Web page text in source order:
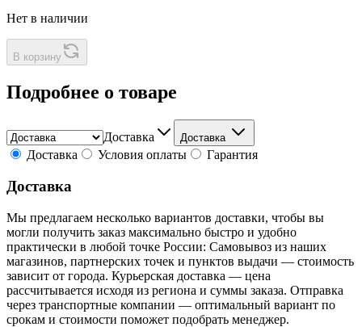
Нет в наличии
В корзину
Подробнее о товаре
Доставка Доставка
Доставка Условия оплаты Гарантия
Доставка
Мы предлагаем несколько вариантов доставки, чтобы вы
могли получить заказ максимально быстро и удобно
практически в любой точке России: Самовывоз из наших
магазинов, партнерских точек и пунктов выдачи — стоимость
зависит от города. Курьерская доставка — цена
рассчитывается исходя из региона и суммы заказа. Отправка
через транспортные компании — оптимальный вариант по
срокам и стоимости поможет подобрать менеджер.